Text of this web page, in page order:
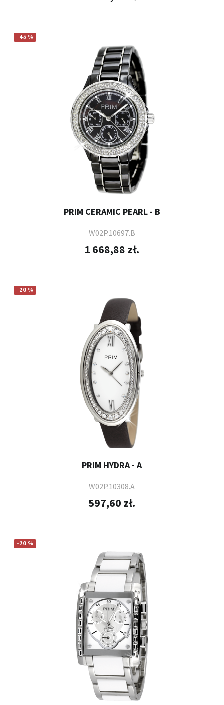
-45 %
PRIM CERAMIC PEARL - B
W02P.10697.B
1 668,88 zł.
-20 %
PRIM HYDRA - A
W02P.10308.A
597,60 zł.
-20 %